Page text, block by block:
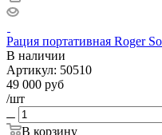
Рация портативная Roger
В наличии
Артикул: 50510
49 000 руб
/шт
В корзину